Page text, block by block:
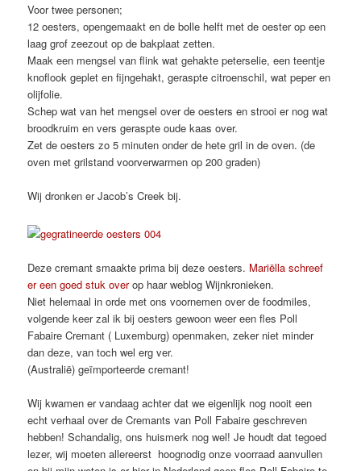
Voor twee personen;
12 oesters, opengemaakt en de bolle helft met de oester op een
laag grof zeezout op de bakplaat zetten.
Maak een mengsel van flink wat gehakte peterselie, een teentje
knoflook geplet en fijngehakt, geraspte citroenschil, wat peper en
olijfolie.
Schep wat van het mengsel over de oesters en strooi er nog wat
broodkruim en vers geraspte oude kaas over.
Zet de oesters zo 5 minuten onder de hete gril in de oven. (de
oven met grilstand voorverwarmen op 200 graden)
Wij dronken er Jacob’s Creek bij.
Deze cremant smaakte prima bij deze oesters. Mariëlla schreef
er een goed stuk over op haar weblog Wijnkronieken.
Niet helemaal in orde met ons voornemen over de foodmiles,
volgende keer zal ik bij oesters gewoon weer een fles Poll
Fabaire Cremant ( Luxemburg) openmaken, zeker niet minder
dan deze, van toch wel erg ver.
(Australië) geïmporteerde cremant!
Wij kwamen er vandaag achter dat we eigenlijk nog nooit een
echt verhaal over de Cremants van Poll Fabaire geschreven
hebben! Schandalig, ons huismerk nog wel! Je houdt dat tegoed
lezer, wij moeten allereerst hoognodig onze voorraad aanvullen